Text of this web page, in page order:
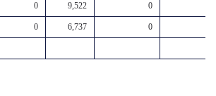
0 9,522 0
0 6,737 0